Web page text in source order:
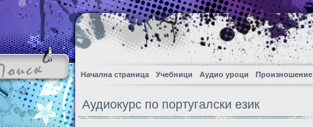
Начална страница Учебници Аудио уроци Произношение
Аудиокурс по португалски език